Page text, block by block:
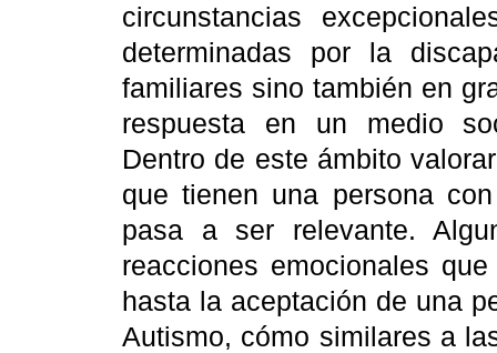
circunstancias
determinadas por la
familiares sino también en
respuesta en un medio
Dentro de este ámbito
que tienen una persona
pasa a ser relevante.
reacciones emocionales
hasta la aceptación de una
Autismo, cómo similares a